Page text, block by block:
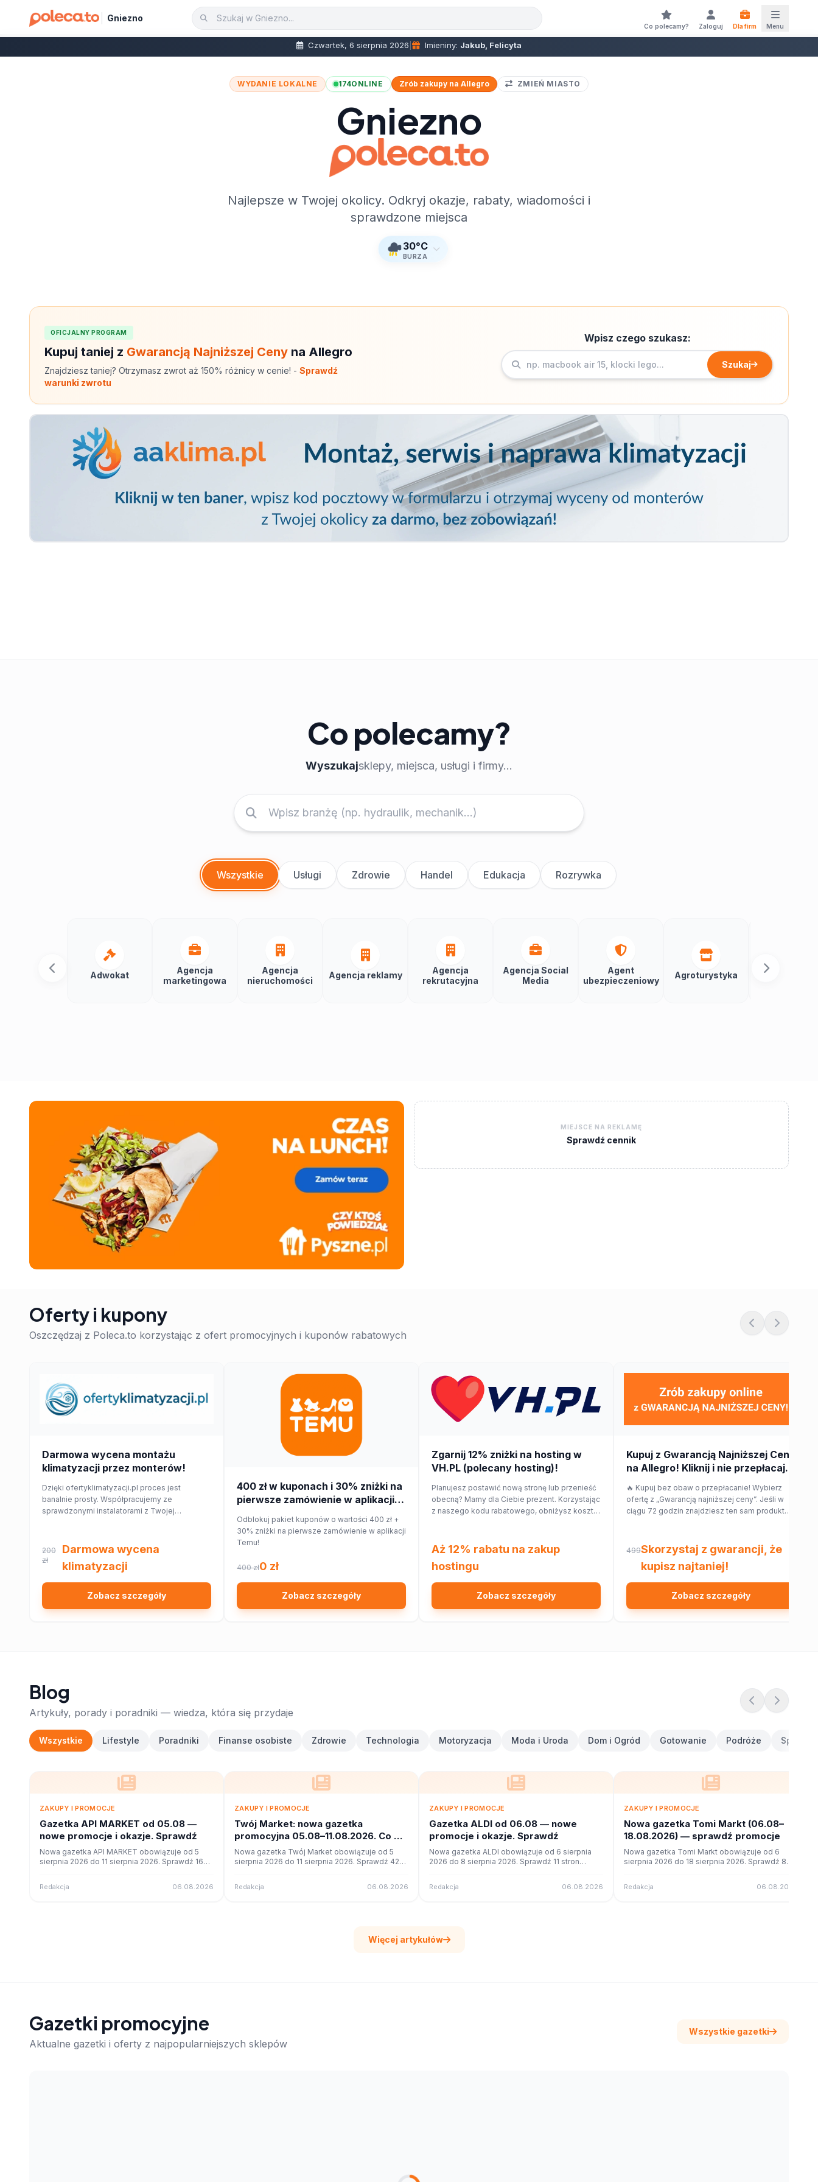
Gniezno
Co polecamy? Zaloguj Dla firm Menu
Czwartek, 6 sierpnia 2026 Imieniny: Jakub, Felicyta
WYDANIE LOKALNE 174ONLINE Zrób zakupy na Allegro ZMIEŃ MIASTO
Gniezno
Najlepsze w Twojej okolicy. Odkryj okazje, rabaty, wiadomości i
sprawdzone miejsca
30°C
BURZA
OFICJALNY PROGRAM
Kupuj taniej z Gwarancją Najniższej Ceny na Allegro
Znajdziesz taniej? Otrzymasz zwrot aż 150% różnicy w cenie! - Sprawdź
warunki zwrotu
Wpisz czego szukasz:
Szukaj
Co polecamy?
Wyszukajsklepy, miejsca, usługi i firmy...
Wszystkie Usługi Zdrowie Handel Edukacja Rozrywka
Adwokat
Agencja
marketingowa
Agencja
nieruchomości
Agencja reklamy
Agencja
rekrutacyjna
Agencja Social
Media
Agent
ubezpieczeniowy
Agroturystyka
MIEJSCE NA REKLAMĘ
Sprawdź cennik
Oferty i kupony
Oszczędzaj z Poleca.to korzystając z ofert promocyjnych i kuponów rabatowych
Darmowa wycena montażu
klimatyzacji przez monterów!
Dzięki ofertyklimatyzacji.pl proces jest
banalnie prosty. Współpracujemy ze
sprawdzonymi instalatorami z Twojej
domu lub mieszkania.
200
zł
Darmowa wycena
klimatyzacji
Zobacz szczegóły
400 zł w kuponach i 30% zniżki na
pierwsze zamówienie w aplikacji
Odblokuj pakiet kuponów o wartości 400 zł +
30% zniżki na pierwsze zamówienie w aplikacji
Temu!
400 zł0 zł
Zobacz szczegóły
Zgarnij 12% zniżki na hosting w
VH.PL (polecany hosting)!
Planujesz postawić nową stronę lub przenieść
obecną? Mamy dla Ciebie prezent. Korzystając
z naszego kodu rabatowego, obniżysz koszt
Aż 12% rabatu na zakup
hostingu
Zobacz szczegóły
Kupuj z Gwarancją Najniższej Ceny
na Allegro! Kliknij i nie przepłacaj.
🔥 Kupuj bez obaw o przepłacanie! Wybierz
ofertę z „Gwarancją najniższej ceny”. Jeśli w
ciągu 72 godzin znajdziesz ten sam produkt
499Skorzystaj z gwarancji, że
kupisz najtaniej!
Zobacz szczegóły
Blog
Artykuły, porady i poradniki — wiedza, która się przydaje
Wszystkie Lifestyle Poradniki Finanse osobiste Zdrowie Technologia Motoryzacja Moda i Uroda Dom i Ogród Gotowanie Podróże Sport i
ZAKUPY I PROMOCJE
Gazetka API MARKET od 05.08 —
nowe promocje i okazje. Sprawdź
Nowa gazetka API MARKET obowiązuje od 5
sierpnia 2026 do 11 sierpnia 2026. Sprawdź 16
Redakcja 06.08.2026
ZAKUPY I PROMOCJE
Twój Market: nowa gazetka
promocyjna 05.08–11.08.2026. Co w
ofercie?
Nowa gazetka Twój Market obowiązuje od 5
sierpnia 2026 do 11 sierpnia 2026. Sprawdź 42
Redakcja 06.08.2026
ZAKUPY I PROMOCJE
Gazetka ALDI od 06.08 — nowe
promocje i okazje. Sprawdź
Nowa gazetka ALDI obowiązuje od 6 sierpnia
2026 do 8 sierpnia 2026. Sprawdź 11 stron
Redakcja 06.08.2026
ZAKUPY I PROMOCJE
Nowa gazetka Tomi Markt (06.08–
18.08.2026) — sprawdź promocje
Nowa gazetka Tomi Markt obowiązuje od 6
sierpnia 2026 do 18 sierpnia 2026. Sprawdź 8
Redakcja 06.08.2026
Więcej artykułów
Gazetki promocyjne
Aktualne gazetki i oferty z najpopularniejszych sklepów
Wszystkie gazetki